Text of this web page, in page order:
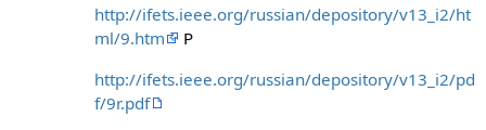
http://ifets.ieee.org/russian/depository/v13_i2/ht
ml/9.htm
P
http://ifets.ieee.org/russian/depository/v13_i2/pd
f/9r.pdf